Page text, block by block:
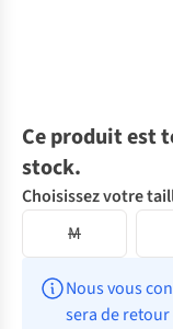
Ce produit est
stock.
Choisissez votre
M
Nous vous
sera de